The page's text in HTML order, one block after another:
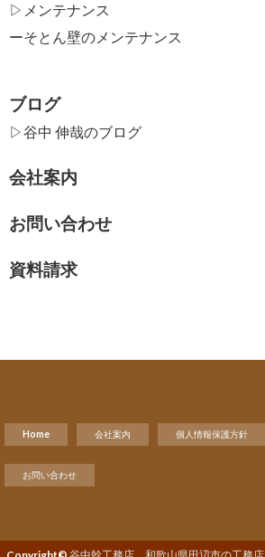
▷メンテナンス
ーそとん壁のメンテナンス
ブログ
▷谷中 伸哉のブログ
会社案内
お問い合わせ
資料請求
Home 会社案内 個人情報保護方針
お問い合わせ